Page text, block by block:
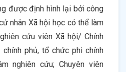
được định hình lại bởi công
nhân Xã hội học có thể làm
cứu viên Xã hội/ Chính
phủ, tổ chức phi chính
nghiên cứu; Chuyên viên